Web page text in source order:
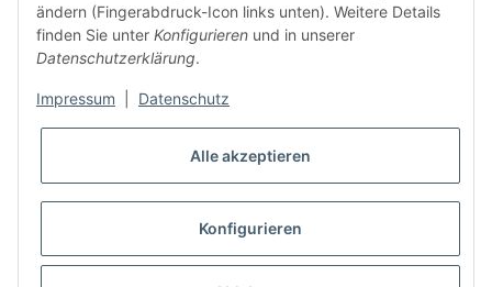
ändern (Fingerabdruck-Icon links unten). Weitere Details
finden Sie unter Konfigurieren und in unserer
Datenschutzerklärung.
Impressum Datenschutz
Alle akzeptieren
Konfigurieren